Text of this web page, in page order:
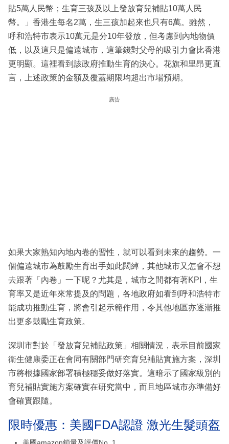
貼5萬人民幣；生育三孩及以上發放育兒補貼10萬人民
幣。」香港生每名2萬，生三孩加起來也只有6萬。雖然，
呼和浩特市表示10萬元是分10年發放，但考慮到內地物價
低，以及這只是偏遠城市，這筆錢對父母的吸引力會比香港
更明顯。這裡看到該政府推動生育的決心。花旗和里昂更直
言，上述政策的金額及覆蓋期限均超出市場預期。
廣告
如果大家熟知內地內卷的習性，就可以看到未來的趨勢。一
個偏遠城市為鼓勵生育出手如此闊綽，其他城市又怎會不想
去跟著「內卷」一下呢？尤其是，城市之間都有著KPI，生
育率又是近年來常提及的問題，各地政府如看到呼和浩特市
能成功推動生育，將會引起示範作用，令其他地區亦逐漸推
出更多鼓勵生育政策。
深圳市對於「發放育兒補貼政策」相關情況，表示目前國家
衛生健康委正在會同有關部門研究育兒補貼實施方案，深圳
市將根據國家部署積極穩妥做好落實。這暗示了國家級別的
育兒補貼實施方案確實在研究當中，而且地區城市亦準備好
會確實跟隨。
限時優惠：美國FDA認證 激光生髮頭盔